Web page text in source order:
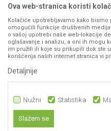
Plaćanje karticama
Web kredit Raiffeisen banke
Pravo na odustajanje
Reklamacije
Zamena artikala
VIBER I SMS NEWSLETTER
PRATITE NAS
Ova web-stranica koristi
Kolačiće upotrebljavamo kako bismo
omogućili funkcije društvenih medija
o vašoj upotrebi naše web-lokacije
oglašavanje i analizu, a oni ih mogu
im pružili ili koje su prikupili dok ste
korišćenja naših internet stranica vi
Detaljnije
Nužni Statistika
Slažem se